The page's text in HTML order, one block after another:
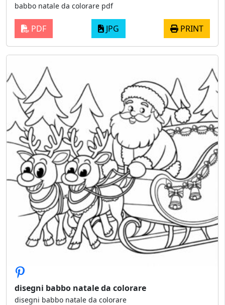
babbo natale da colorare pdf
PDF JPG PRINT
disegni babbo natale da colorare
disegni babbo natale da colorare